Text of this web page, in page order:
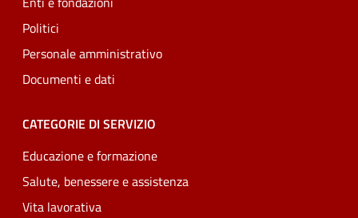
Politici
Personale amministrativo
Documenti e dati
CATEGORIE DI SERVIZIO
Educazione e formazione
Salute, benessere e assistenza
Vita lavorativa